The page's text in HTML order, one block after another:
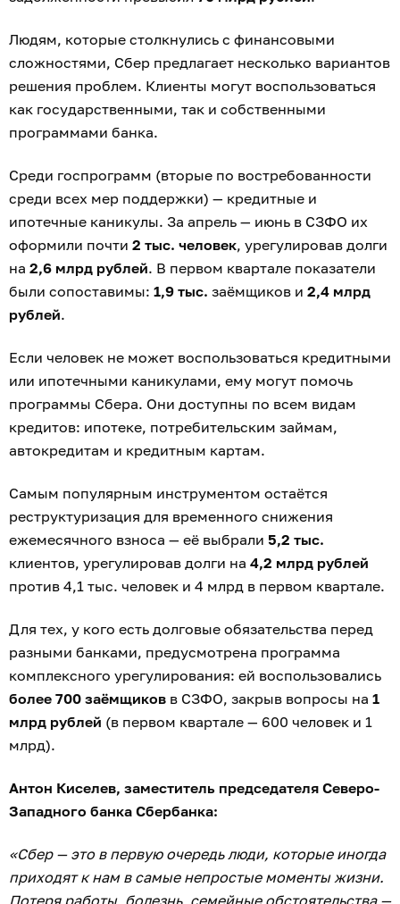
Людям, которые столкнулись с финансовыми
сложностями, Сбер предлагает несколько вариантов
решения проблем. Клиенты могут воспользоваться
как государственными, так и собственными
программами банка.
Среди госпрограмм (вторые по востребованности
среди всех мер поддержки) — кредитные и
ипотечные каникулы. За апрель — июнь в СЗФО их
оформили почти 2 тыс. человек, урегулировав долги
на 2,6 млрд рублей. В первом квартале показатели
были сопоставимы: 1,9 тыс. заёмщиков и 2,4 млрд
рублей.
Если человек не может воспользоваться кредитными
или ипотечными каникулами, ему могут помочь
программы Сбера. Они доступны по всем видам
кредитов: ипотеке, потребительским займам,
автокредитам и кредитным картам.
Самым популярным инструментом остаётся
реструктуризация для временного снижения
ежемесячного взноса — её выбрали 5,2 тыс.
клиентов, урегулировав долги на 4,2 млрд рублей
против 4,1 тыс. человек и 4 млрд в первом квартале.
Для тех, у кого есть долговые обязательства перед
разными банками, предусмотрена программа
комплексного урегулирования: ей воспользовались
более 700 заёмщиков в СЗФО, закрыв вопросы на 1
млрд рублей (в первом квартале — 600 человек и 1
млрд).
Антон Киселев, заместитель председателя Северо-
Западного банка Сбербанка:
«Сбер — это в первую очередь люди, которые иногда
приходят к нам в самые непростые моменты жизни.